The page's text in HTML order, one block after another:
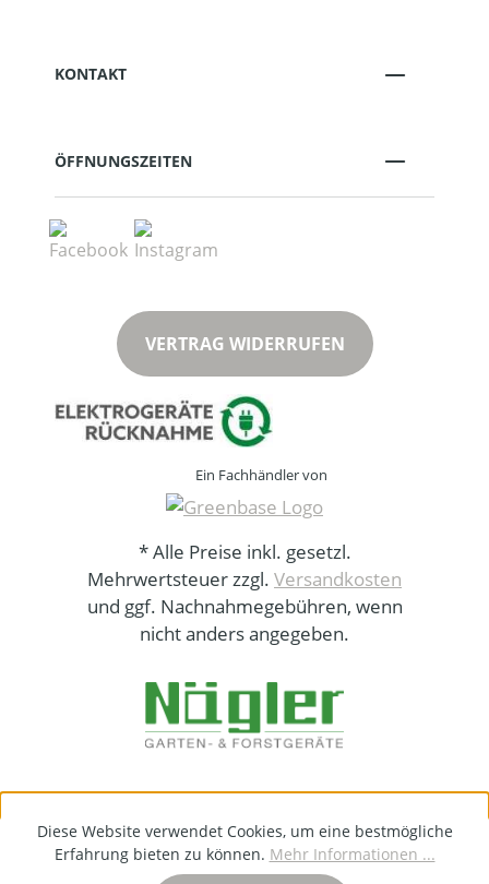
KONTAKT
ÖFFNUNGSZEITEN
VERTRAG WIDERRUFEN
Ein Fachhändler von
* Alle Preise inkl. gesetzl.
Mehrwertsteuer zzgl. Versandkosten
und ggf. Nachnahmegebühren, wenn
nicht anders angegeben.
Diese Website verwendet Cookies, um eine bestmögliche
Erfahrung bieten zu können. Mehr Informationen ...